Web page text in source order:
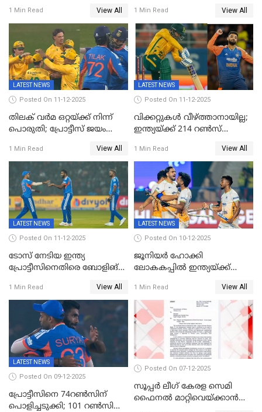
കോടിക്ക് ഡൽഹിയിൽ;
മലയാളി താരം വിഘ്നേഷ്
പുത്തുർ രാജസ്ഥാനിൽ
1 Min Read View All
ബംഗളൂരുവില്‍; ക്വിന്റണ്‍ ഡി
കോക്ക് മുംബൈ
ഇന്ത്യന്‍സില്‍; 25കോടിക്ക്
കാമറൂൺ ഗ്രീൻ
കൊൽക്കത്തയിൽ
1 Min Read View All
LATEST NEWS
Posted On 11-12-2025
തിലക് വർമ ഒറ്റയ്ക്ക് നിന്ന്
പൊരുതി; പ്രോട്ടീസ് ജയം
1 Min Read View All
LATEST NEWS
Posted On 11-12-2025
വിക്കറ്റുകൾ വീഴ്ത്താനായില്ല;
ഇന്ത്യയ്ക്ക് 214 റൺസ്
ഡികോക്ക് കസറി
1 Min Read View All
LATEST NEWS
Posted On 11-12-2025
ടോസ് നേടിയ ഇന്ത്യ
പ്രോട്ടീസിനെതിരെ ബോളിങ്
1 Min Read View All
LATEST NEWS
Posted On 10-12-2025
ജൂനിയര്‍ ഹോക്കി
ലോകകപ്പിൽ ഇന്ത്യയ്ക്ക്
1 Min Read View All
LATEST NEWS
Posted On 09-12-2025
പ്രോട്ടീസിനെ 74റൺസിന്‌
പൊളിച്ചടുക്കി; 101 റൺസിന്റെ
Posted On 07-12-2025
സൂപ്പർ ലീഗ് കേരള സെമി
ഫൈനൽ മാറ്റിവെയ്ക്കാൻ